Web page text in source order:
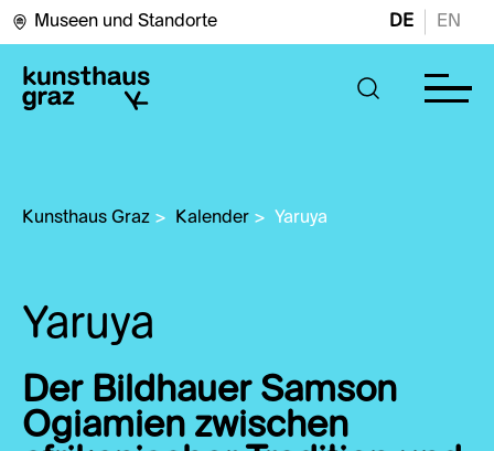
Museen und Standorte DE EN
Kunsthaus Graz > Kalender > Yaruya
Yaruya
Der Bildhauer Samson
Ogiamien zwischen